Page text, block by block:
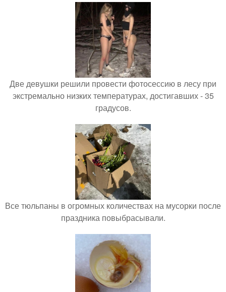
Две девушки решили провести фотосессию в лесу при
экстремально низких температурах, достигавших - 35
градусов.
Все тюльпаны в огромных количествах на мусорки после
праздника повыбрасывали.